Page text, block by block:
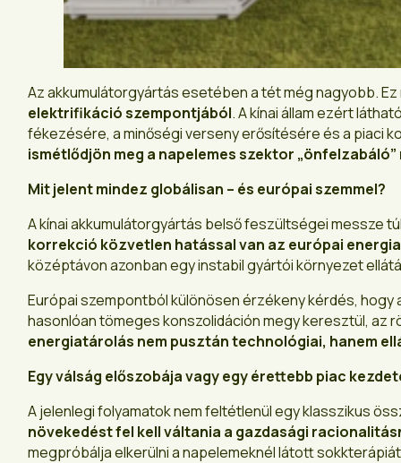
Az akkumulátorgyártás esetében a tét még nagyobb.
elektrifikáció szempontjából. A kínai állam ezért
fékezésére, a minőségi verseny erősítésére és a piaci
ismétlődjön meg a napelemes szektor
Mit jelent mindez globálisan – és európai szemmel?
A kínai akkumulátorgyártás belső feszültségei messze
korrekció közvetlen hatással van az európai
középtávon azonban egy instabil gyártói környezet
Európai szempontból különösen érzékeny kérdés, hogy
hasonlóan tömeges konszolidáción megy keresztül,
energiatárolás nem pusztán technológiai, hanem
Egy válság előszobája vagy egy érettebb piac
A jelenlegi folyamatok nem feltétlenül egy klasszikus
növekedést fel kell váltania a gazdasági
megpróbálja elkerülni a napelemeknél látott